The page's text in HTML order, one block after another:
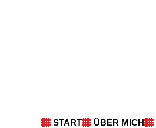
START ÜBER MICH